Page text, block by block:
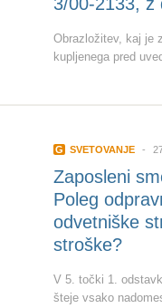
Obrazložitev, kaj je
kupljenega pred
G SVETOVANJE
Zaposleni
Poleg
odvetniške
stroške?
V 5. točki 1.
šteje vsako